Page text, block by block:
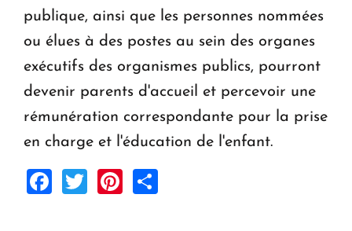
publique, ainsi que les personnes nommées
ou élues à des postes au sein des organes
exécutifs des organismes publics, pourront
devenir parents d'accueil et percevoir une
rémunération correspondante pour la prise
en charge et l'éducation de l'enfant.
Facebook
TwitterPinterest